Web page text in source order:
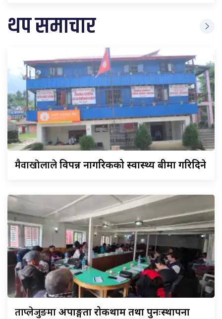
थप समाचार
मैवाखोलालेविपन्न नागरिकको स्वास्थ्य बीमा गरिदिने
ताप्लेजुङमाअपाङ्गता रोकथाम तथा पुनःस्थापना